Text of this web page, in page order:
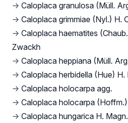
→ Caloplaca granulosa (Müll.
→ Caloplaca grimmiae (Nyl.) H.
→ Caloplaca haematites
Zwackh
→ Caloplaca heppiana (Müll.
→ Caloplaca herbidella (Hue) H.
→ Caloplaca holocarpa agg.
→ Caloplaca holocarpa
→ Caloplaca hungarica H. Magn.